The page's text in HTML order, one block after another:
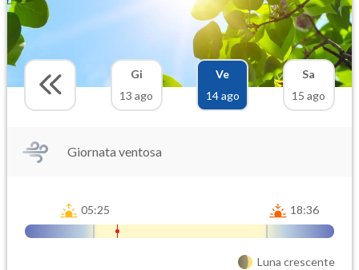
Gi
13 ago
Ve
14 ago
Sa
15 ago
Giornata ventosa
05:25 18:36
Luna crescente